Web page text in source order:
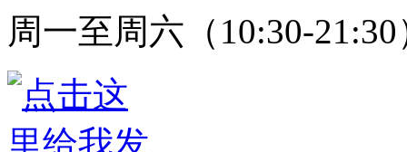
周一至周六（10:30-21:30